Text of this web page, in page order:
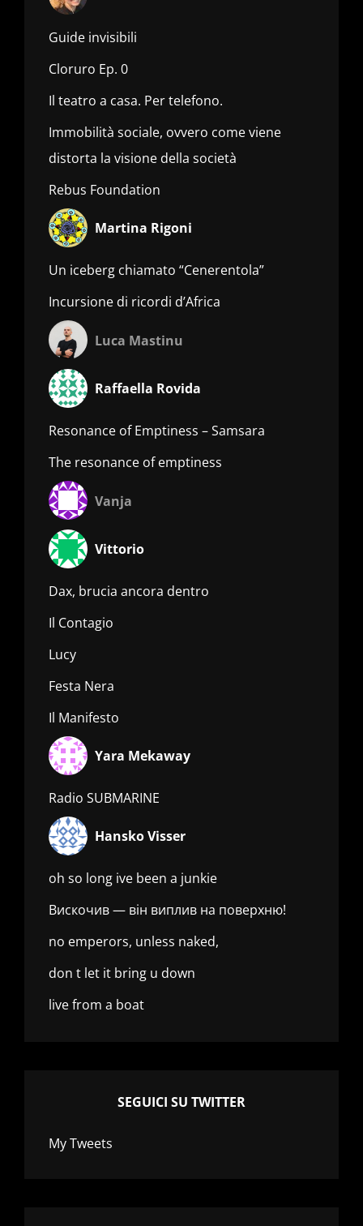
Guide invisibili
Cloruro Ep. 0
Il teatro a casa. Per telefono.
Immobilità sociale, ovvero come viene
distorta la visione della società
Rebus Foundation
Martina Rigoni
Un iceberg chiamato “Cenerentola”
Incursione di ricordi d’Africa
Luca Mastinu
Raffaella Rovida
Resonance of Emptiness – Samsara
The resonance of emptiness
Vanja
Vittorio
Dax, brucia ancora dentro
Il Contagio
Lucy
Festa Nera
Il Manifesto
Yara Mekaway
Radio SUBMARINE
Hansko Visser
oh so long ive been a junkie
Вискочив — він виплив на поверхню!
no emperors, unless naked,
don t let it bring u down
live from a boat
SEGUICI SU TWITTER
My Tweets